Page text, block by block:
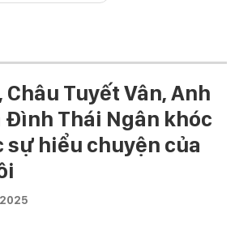
Tuyết Vân, Anh
Đình Thái Ngân khóc
hiểu chuyện của